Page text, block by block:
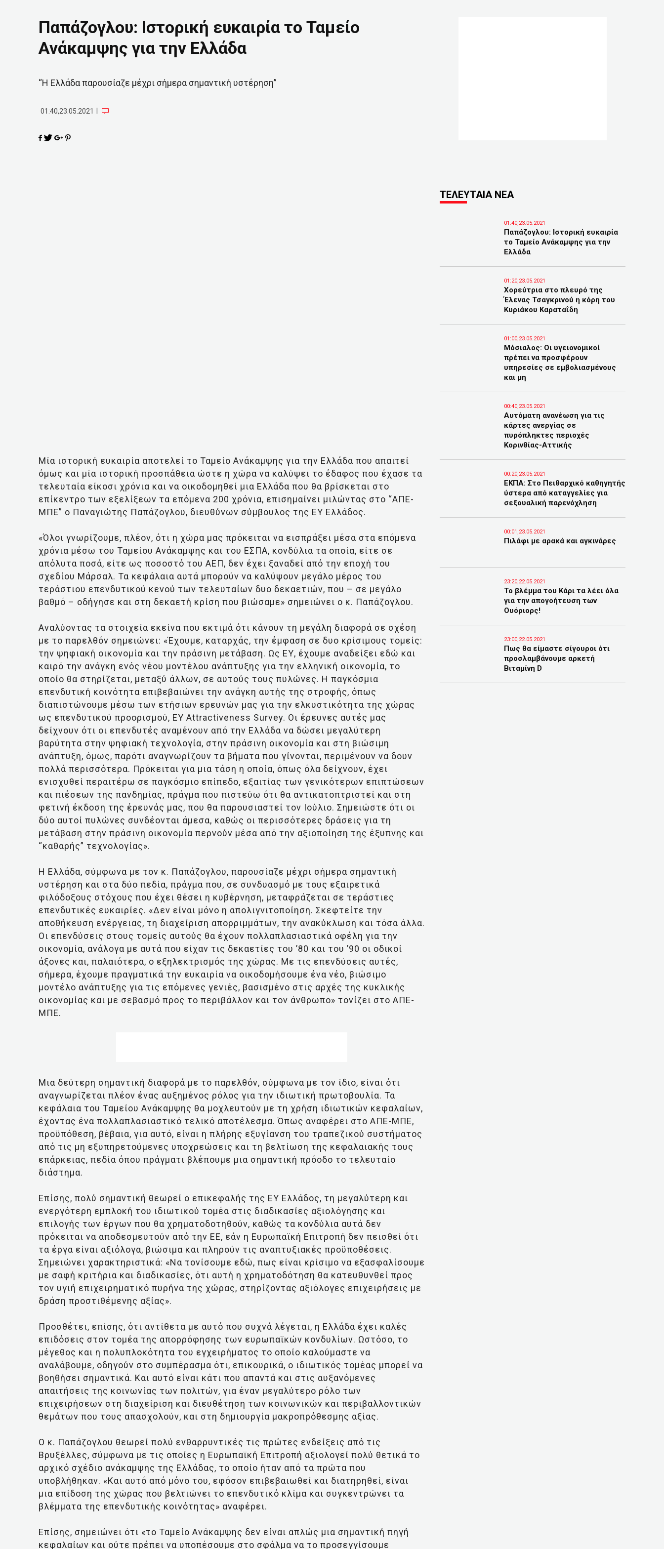
Παπάζογλου: Ιστορική ευκαιρία το Ταμείο
Ανάκαμψης για την Ελλάδα
“Η Ελλάδα παρουσίαζε μέχρι σήμερα σημαντική υστέρηση”
01:40,23.05.2021
Μία ιστορική ευκαιρία αποτελεί το Ταμείο Ανάκαμψης για την Ελλάδα που απαιτεί
όμως και μία ιστορική προσπάθεια ώστε η χώρα να καλύψει το έδαφος που έχασε τα
τελευταία είκοσι χρόνια και να οικοδομηθεί μια Ελλάδα που θα βρίσκεται στο
επίκεντρο των εξελίξεων τα επόμενα 200 χρόνια, επισημαίνει μιλώντας στο “ΑΠΕ-
ΜΠΕ” ο Παναγιώτης Παπάζογλου, διευθύνων σύμβουλος της EY Ελλάδος.
«Όλοι γνωρίζουμε, πλέον, ότι η χώρα μας πρόκειται να εισπράξει μέσα στα επόμενα
χρόνια μέσω του Ταμείου Ανάκαμψης και του ΕΣΠΑ, κονδύλια τα οποία, είτε σε
απόλυτα ποσά, είτε ως ποσοστό του ΑΕΠ, δεν έχει ξαναδεί από την εποχή του
σχεδίου Μάρσαλ. Τα κεφάλαια αυτά μπορούν να καλύψουν μεγάλο μέρος του
τεράστιου επενδυτικού κενού των τελευταίων δυο δεκαετιών, που – σε μεγάλο
βαθμό – οδήγησε και στη δεκαετή κρίση που βιώσαμε» σημειώνει ο κ. Παπάζογλου.
Αναλύοντας τα στοιχεία εκείνα που εκτιμά ότι κάνουν τη μεγάλη διαφορά σε σχέση
με το παρελθόν σημειώνει: «Έχουμε, καταρχάς, την έμφαση σε δυο κρίσιμους τομείς:
την ψηφιακή οικονομία και την πράσινη μετάβαση. Ως ΕΥ, έχουμε αναδείξει εδώ και
καιρό την ανάγκη ενός νέου μοντέλου ανάπτυξης για την ελληνική οικονομία, το
οποίο θα στηρίζεται, μεταξύ άλλων, σε αυτούς τους πυλώνες. Η παγκόσμια
επενδυτική κοινότητα επιβεβαιώνει την ανάγκη αυτής της στροφής, όπως
διαπιστώνουμε μέσω των ετήσιων ερευνών μας για την ελκυστικότητα της χώρας
ως επενδυτικού προορισμού, EY Attractiveness Survey. Οι έρευνες αυτές μας
δείχνουν ότι οι επενδυτές αναμένουν από την Ελλάδα να δώσει μεγαλύτερη
βαρύτητα στην ψηφιακή τεχνολογία, στην πράσινη οικονομία και στη βιώσιμη
ανάπτυξη, όμως, παρότι αναγνωρίζουν τα βήματα που γίνονται, περιμένουν να δουν
πολλά περισσότερα. Πρόκειται για μια τάση η οποία, όπως όλα δείχνουν, έχει
ενισχυθεί περαιτέρω σε παγκόσμιο επίπεδο, εξαιτίας των γενικότερων επιπτώσεων
και πιέσεων της πανδημίας, πράγμα που πιστεύω ότι θα αντικατοπτριστεί και στη
φετινή έκδοση της έρευνάς μας, που θα παρουσιαστεί τον Ιούλιο. Σημειώστε ότι οι
δύο αυτοί πυλώνες συνδέονται άμεσα, καθώς οι περισσότερες δράσεις για τη
μετάβαση στην πράσινη οικονομία περνούν μέσα από την αξιοποίηση της έξυπνης και
“καθαρής” τεχνολογίας».
Η Ελλάδα, σύμφωνα με τον κ. Παπάζογλου, παρουσίαζε μέχρι σήμερα σημαντική
υστέρηση και στα δύο πεδία, πράγμα που, σε συνδυασμό με τους εξαιρετικά
φιλόδοξους στόχους που έχει θέσει η κυβέρνηση, μεταφράζεται σε τεράστιες
επενδυτικές ευκαιρίες. «Δεν είναι μόνο η απολιγνιτοποίηση. Σκεφτείτε την
αποθήκευση ενέργειας, τη διαχείριση απορριμμάτων, την ανακύκλωση και τόσα άλλα.
Οι επενδύσεις στους τομείς αυτούς θα έχουν πολλαπλασιαστικά οφέλη για την
οικονομία, ανάλογα με αυτά που είχαν τις δεκαετίες του ’80 και του ’90 οι οδικοί
άξονες και, παλαιότερα, ο εξηλεκτρισμός της χώρας. Με τις επενδύσεις αυτές,
σήμερα, έχουμε πραγματικά την ευκαιρία να οικοδομήσουμε ένα νέο, βιώσιμο
μοντέλο ανάπτυξης για τις επόμενες γενιές, βασισμένο στις αρχές της κυκλικής
οικονομίας και με σεβασμό προς το περιβάλλον και τον άνθρωπο» τονίζει στο ΑΠΕ-
ΜΠΕ.
Μια δεύτερη σημαντική διαφορά με το παρελθόν, σύμφωνα με τον ίδιο, είναι ότι
αναγνωρίζεται πλέον ένας αυξημένος ρόλος για την ιδιωτική πρωτοβουλία. Τα
κεφάλαια του Ταμείου Ανάκαμψης θα μοχλευτούν με τη χρήση ιδιωτικών κεφαλαίων,
έχοντας ένα πολλαπλασιαστικό τελικό αποτέλεσμα. Όπως αναφέρει στο ΑΠΕ-ΜΠΕ,
προϋπόθεση, βέβαια, για αυτό, είναι η πλήρης εξυγίανση του τραπεζικού συστήματος
από τις μη εξυπηρετούμενες υποχρεώσεις και τη βελτίωση της κεφαλαιακής τους
επάρκειας, πεδία όπου πράγματι βλέπουμε μια σημαντική πρόοδο το τελευταίο
διάστημα.
Επίσης, πολύ σημαντική θεωρεί ο επικεφαλής της EY Ελλάδος, τη μεγαλύτερη και
ενεργότερη εμπλοκή του ιδιωτικού τομέα στις διαδικασίες αξιολόγησης και
επιλογής των έργων που θα χρηματοδοτηθούν, καθώς τα κονδύλια αυτά δεν
πρόκειται να αποδεσμευτούν από την ΕΕ, εάν η Ευρωπαϊκή Επιτροπή δεν πεισθεί ότι
τα έργα είναι αξιόλογα, βιώσιμα και πληρούν τις αναπτυξιακές προϋποθέσεις.
Σημειώνει χαρακτηριστικά: «Να τονίσουμε εδώ, πως είναι κρίσιμο να εξασφαλίσουμε
με σαφή κριτήρια και διαδικασίες, ότι αυτή η χρηματοδότηση θα κατευθυνθεί προς
τον υγιή επιχειρηματικό πυρήνα της χώρας, στηρίζοντας αξιόλογες επιχειρήσεις με
δράση προστιθέμενης αξίας».
Προσθέτει, επίσης, ότι αντίθετα με αυτό που συχνά λέγεται, η Ελλάδα έχει καλές
επιδόσεις στον τομέα της απορρόφησης των ευρωπαϊκών κονδυλίων. Ωστόσο, το
μέγεθος και η πολυπλοκότητα του εγχειρήματος το οποίο καλούμαστε να
αναλάβουμε, οδηγούν στο συμπέρασμα ότι, επικουρικά, ο ιδιωτικός τομέας μπορεί να
βοηθήσει σημαντικά. Και αυτό είναι κάτι που απαντά και στις αυξανόμενες
απαιτήσεις της κοινωνίας των πολιτών, για έναν μεγαλύτερο ρόλο των
επιχειρήσεων στη διαχείριση και διευθέτηση των κοινωνικών και περιβαλλοντικών
θεμάτων που τους απασχολούν, και στη δημιουργία μακροπρόθεσμης αξίας.
Ο κ. Παπάζογλου θεωρεί πολύ ενθαρρυντικές τις πρώτες ενδείξεις από τις
Βρυξέλλες, σύμφωνα με τις οποίες η Ευρωπαϊκή Επιτροπή αξιολογεί πολύ θετικά το
αρχικό σχέδιο ανάκαμψης της Ελλάδας, το οποίο ήταν από τα πρώτα που
υποβλήθηκαν. «Και αυτό από μόνο του, εφόσον επιβεβαιωθεί και διατηρηθεί, είναι
μια επίδοση της χώρας που βελτιώνει το επενδυτικό κλίμα και συγκεντρώνει τα
βλέμματα της επενδυτικής κοινότητας» αναφέρει.
Επίσης, σημειώνει ότι «το Ταμείο Ανάκαμψης δεν είναι απλώς μια σημαντική πηγή
κεφαλαίων και ούτε πρέπει να υποπέσουμε στο σφάλμα να το προσεγγίσουμε
ΤΕΛΕΥΤΑΙΑ ΝΕΑ
01:40,23.05.2021
Παπάζογλου: Ιστορική ευκαιρία
το Ταμείο Ανάκαμψης για την
Ελλάδα
01:20,23.05.2021
Χορεύτρια στο πλευρό της
Έλενας Τσαγκρινού η κόρη του
Κυριάκου Καραταΐδη
01:00,23.05.2021
Μόσιαλος: Οι υγειονομικοί
πρέπει να προσφέρουν
υπηρεσίες σε εμβολιασμένους
και μη
00:40,23.05.2021
Αυτόματη ανανέωση για τις
κάρτες ανεργίας σε
πυρόπληκτες περιοχές
Κορινθίας-Αττικής
00:20,23.05.2021
ΕΚΠΑ: Στο Πειθαρχικό καθηγητής
ύστερα από καταγγελίες για
σεξουαλική παρενόχληση
00:01,23.05.2021
Πιλάφι με αρακά και αγκινάρες
23:20,22.05.2021
Το βλέμμα του Κάρι τα λέει όλα
για την απογοήτευση των
Ουόριορς!
23:00,22.05.2021
Πως θα είμαστε σίγουροι ότι
προσλαμβάνουμε αρκετή
Βιταμίνη D